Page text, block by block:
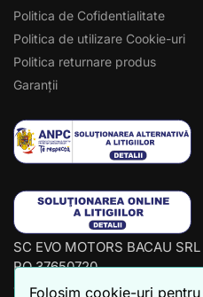
Folosim cookie-uri
Politica de Cofidentialitate
Politica de utilizare Cookie-uri
Politica returnare produs
Garanții
SC EVO MOTORS BACAU SRL
RO 37650720
J04/853/2017